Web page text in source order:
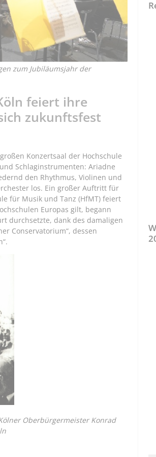
zum Jubiläumsjahr der
feiert ihre
zukunftsfest
Konzertsaal der Hochschule
Schlaginstrumenten: Ariadne
den Rhythmus, Violinen und
los. Ein großer Auftritt für
für Musik und Tanz (HfMT) feiert
Europas gilt, begann
durchsetzte, dank des damaligen
Conservatorium“, dessen
Oberbürgermeister Konrad